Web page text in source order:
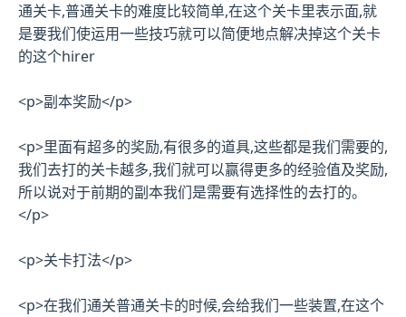
通关卡,普通关卡的难度比较简单,在这个关卡里表示面,就
是要我们使运用一些技巧就可以简便地点解决掉这个关卡
的这个hirer
<p>副本奖励</p>
<p>里面有超多的奖励,有很多的道具,这些都是我们需要的,
我们去打的关卡越多,我们就可以赢得更多的经验值及奖励,
所以说对于前期的副本我们是需要有选择性的去打的。
</p>
<p>关卡打法</p>
<p>在我们通关普通关卡的时候,会给我们一些装置,在这个